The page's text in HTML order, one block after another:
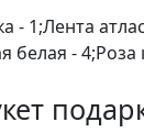
- 1;Лента
белая - 4;Роза